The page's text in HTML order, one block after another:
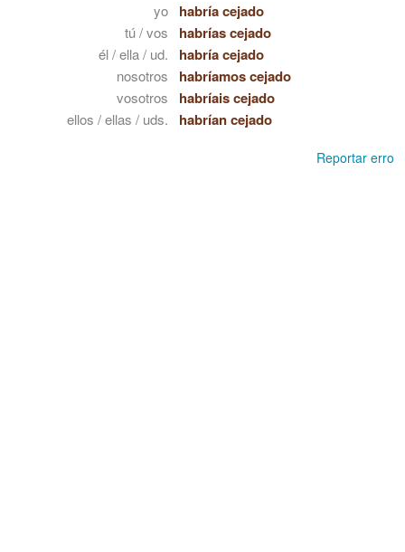
yo habría cejado
tú / vos habrías cejado
él / ella / ud. habría cejado
nosotros habríamos cejado
vosotros habríais cejado
ellos / ellas / uds. habrían cejado
Reportar erro